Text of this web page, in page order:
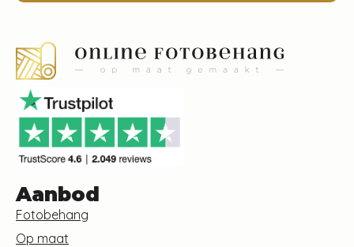
Aanbod
Fotobehang
Op maat